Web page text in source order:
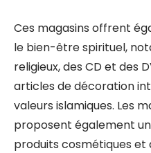
Ces magasins offrent
le bien-être spirituel,
religieux, des CD et des
articles de décoration
valeurs islamiques. Les
proposent également
produits cosmétiques